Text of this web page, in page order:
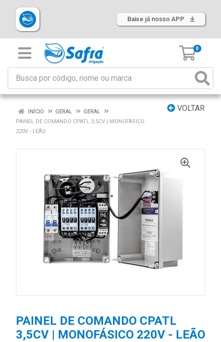
Baixe já nosso APP
0
VOLTAR
INÍCIO GERAL
GERAL
PAINEL DE COMANDO CPATL 3,5CV | MONOFÁSICO
220V - LEÃO
PAINEL DE COMANDO CPATL
3,5CV | MONOFÁSICO 220V - LEÃO